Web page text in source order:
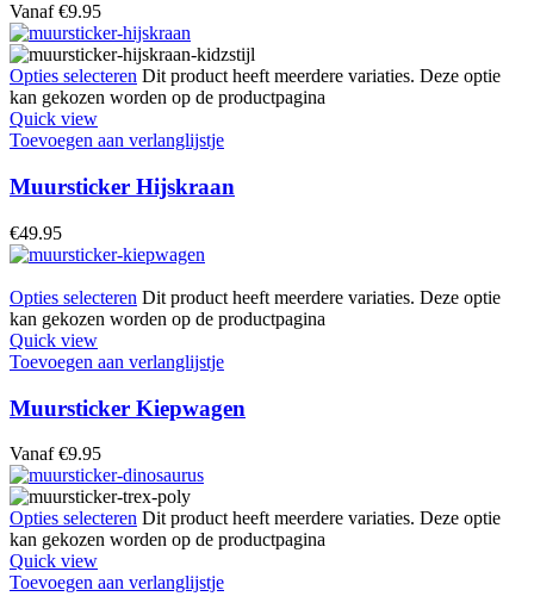
Vanaf €9.95
Opties selecteren Dit product heeft meerdere variaties. Deze optie
kan gekozen worden op de productpagina
Quick view
Toevoegen aan verlanglijstje
Muursticker Hijskraan
€49.95
Opties selecteren Dit product heeft meerdere variaties. Deze optie
kan gekozen worden op de productpagina
Quick view
Toevoegen aan verlanglijstje
Muursticker Kiepwagen
Vanaf €9.95
Opties selecteren Dit product heeft meerdere variaties. Deze optie
kan gekozen worden op de productpagina
Quick view
Toevoegen aan verlanglijstje